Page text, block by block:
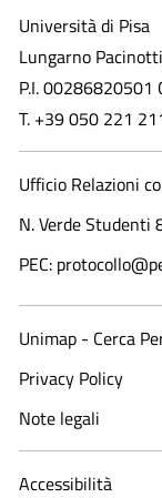
Università di Pisa
Lungarno
P.I. 00286820501
T. +39 050 221
Ufficio Relazioni
N. Verde Studenti
PEC:
Unimap - Cerca
Privacy Policy
Note legali
Accessibilità